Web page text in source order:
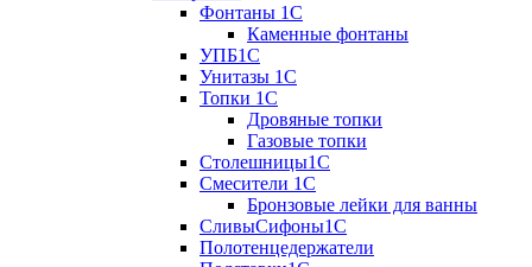
Фонтаны 1C
Каменные фонтаны
УПБ1С
Унитазы 1С
Топки 1С
Дровяные топки
Газовые топки
Столешницы1С
Смесители 1С
Бронзовые лейки для ванны
СливыСифоны1С
Полотенцедержатели